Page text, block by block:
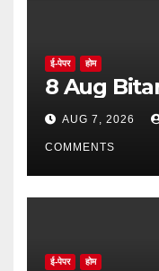
ई-पेपर होम
8
AUG 7, 2026
COMMENTS
ई-पेपर होम